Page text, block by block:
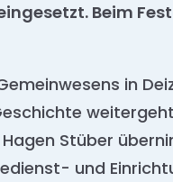
Beim
in
Stüber
und